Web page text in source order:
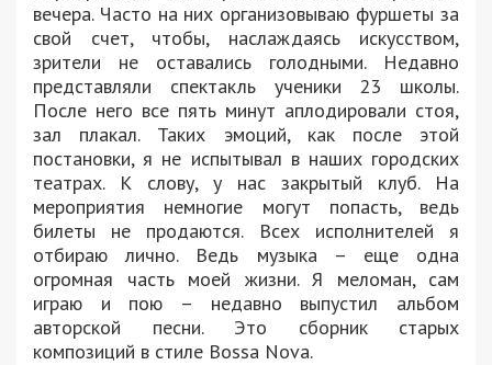
вечера. Часто на них организовываю фуршеты за
свой счет, чтобы, наслаждаясь искусством,
зрители не оставались голодными. Недавно
представляли спектакль ученики 23 школы.
После него все пять минут аплодировали стоя,
зал плакал. Таких эмоций, как после этой
постановки, я не испытывал в наших городских
театрах. К слову, у нас закрытый клуб. На
мероприятия немногие могут попасть, ведь
билеты не продаются. Всех исполнителей я
отбираю лично. Ведь музыка – еще одна
огромная часть моей жизни. Я меломан, сам
играю и пою – недавно выпустил альбом
авторской песни. Это сборник старых
композиций в стиле Bossa Nova.